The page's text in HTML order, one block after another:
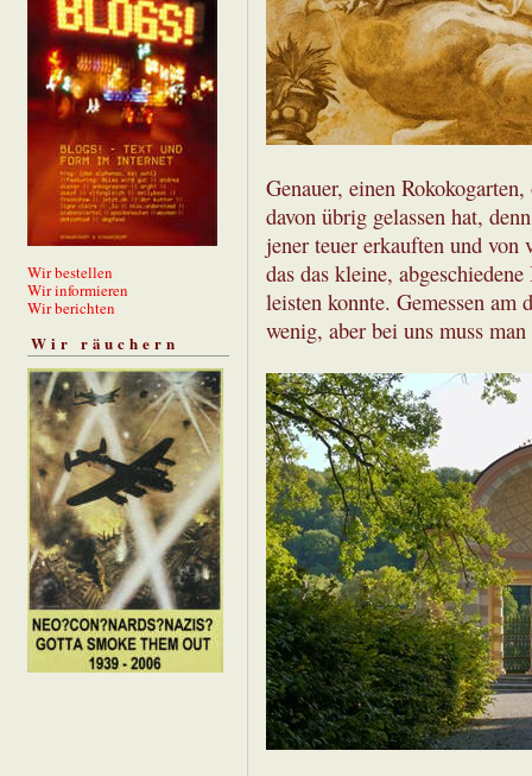
Wir bestellen
Wir informieren
Wir berichten
Wir räuchern
Genauer, einen
davon übrig gelassen hat,
jener teuer erkauften und von
das das kleine,
leisten konnte. Gemessen am
wenig, aber bei uns muss